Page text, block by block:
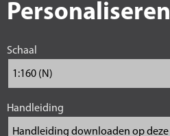
Personaliseren
Schaal
Handleiding